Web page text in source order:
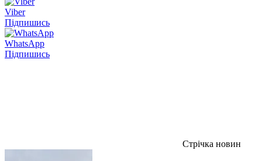
Viber
Підпишись
WhatsApp
Підпишись
Стрічка новин